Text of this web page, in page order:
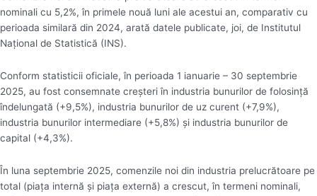
nominali cu 5,2%, în primele nouă luni ale acestui an, comparativ cu
perioada similară din 2024, arată datele publicate, joi, de Institutul
Naţional de Statistică (INS).
Conform statisticii oficiale, în perioada 1 ianuarie – 30 septembrie
2025, au fost consemnate creşteri în industria bunurilor de folosinţă
îndelungată (+9,5%), industria bunurilor de uz curent (+7,9%),
industria bunurilor intermediare (+5,8%) şi industria bunurilor de
capital (+4,3%).
În luna septembrie 2025, comenzile noi din industria prelucrătoare pe
total (piaţa internă şi piaţa externă) a crescut, în termeni nominali,